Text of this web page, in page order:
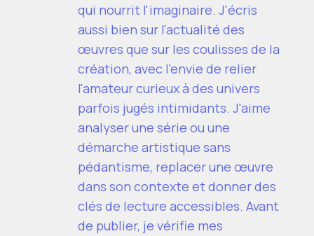
qui nourrit l'imaginaire. J'écris
aussi bien sur l'actualité des
œuvres que sur les coulisses de la
création, avec l'envie de relier
l'amateur curieux à des univers
parfois jugés intimidants. J'aime
analyser une série ou une
démarche artistique sans
pédantisme, replacer une œuvre
dans son contexte et donner des
clés de lecture accessibles. Avant
de publier, je vérifie mes